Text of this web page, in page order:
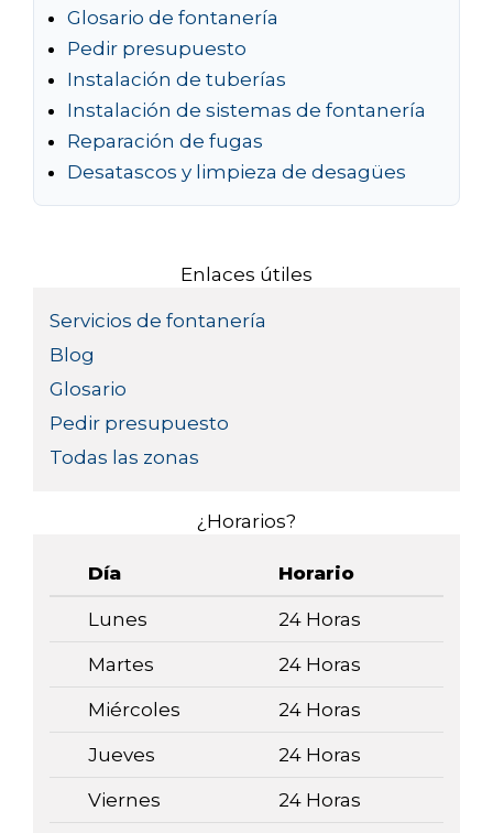
Glosario de fontanería
Pedir presupuesto
Instalación de tuberías
Instalación de sistemas de fontanería
Reparación de fugas
Desatascos y limpieza de desagües
Enlaces útiles
Servicios de fontanería
Blog
Glosario
Pedir presupuesto
Todas las zonas
¿Horarios?
Día Horario
Lunes 24 Horas
Martes 24 Horas
Miércoles 24 Horas
Jueves 24 Horas
Viernes 24 Horas